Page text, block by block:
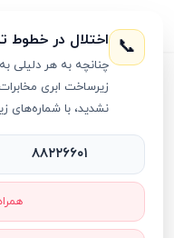
آل این وان اچ پی
📞 اختلال در خطوط
چنانچه به هر دلیلی
زیرساخت ابری
نشدید، با شماره‌های
۸۸۲۲۶۶۰۱